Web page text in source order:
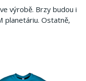
výrobě. Brzy budou i
planetáriu. Ostatně,